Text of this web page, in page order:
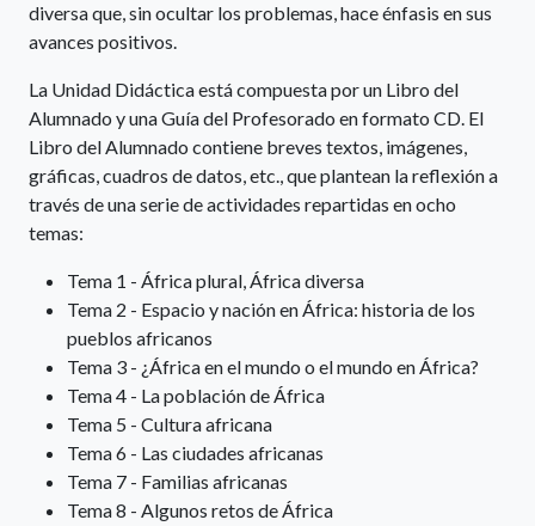
diversa que, sin ocultar los problemas, hace énfasis en sus
avances positivos.
La Unidad Didáctica está compuesta por un Libro del
Alumnado y una Guía del Profesorado en formato CD. El
Libro del Alumnado contiene breves textos, imágenes,
gráficas, cuadros de datos, etc., que plantean la reflexión a
través de una serie de actividades repartidas en ocho
temas:
Tema 1 - África plural, África diversa
Tema 2 - Espacio y nación en África: historia de los
pueblos africanos
Tema 3 - ¿África en el mundo o el mundo en África?
Tema 4 - La población de África
Tema 5 - Cultura africana
Tema 6 - Las ciudades africanas
Tema 7 - Familias africanas
Tema 8 - Algunos retos de África